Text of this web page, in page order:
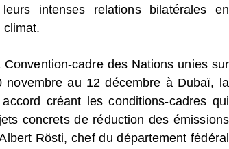
intenses relations bilatérales en
climat.
cadre des Nations unies sur
novembre au 12 décembre à Dubaï, la
créant les conditions-cadres qui
concrets de réduction des émissions
Rösti, chef du département fédéral